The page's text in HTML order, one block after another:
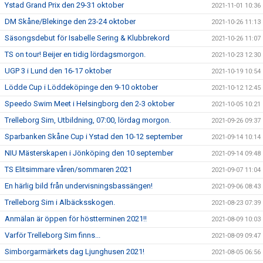
Ystad Grand Prix den 29-31 oktober 2021-11-01 10:36
DM Skåne/Blekinge den 23-24 oktober 2021-10-26 11:13
Säsongsdebut för Isabelle Sering & Klubbrekord 2021-10-26 11:07
TS on tour! Beijer en tidig lördagsmorgon. 2021-10-23 12:30
UGP 3 i Lund den 16-17 oktober 2021-10-19 10:54
Lödde Cup i Löddeköpinge den 9-10 oktober 2021-10-12 12:45
Speedo Swim Meet i Helsingborg den 2-3 oktober 2021-10-05 10:21
Trelleborg Sim, Utbildning, 07:00, lördag morgon. 2021-09-26 09:37
Sparbanken Skåne Cup i Ystad den 10-12 september 2021-09-14 10:14
NIU Mästerskapen i Jönköping den 10 september 2021-09-14 09:48
TS Elitsimmare våren/sommaren 2021 2021-09-07 11:04
En härlig bild från undervisningsbassängen! 2021-09-06 08:43
Trelleborg Sim i Albäcksskogen. 2021-08-23 07:39
Anmälan är öppen för höstterminen 2021!! 2021-08-09 10:03
Varför Trelleborg Sim finns... 2021-08-09 09:47
Simborgarmärkets dag Ljunghusen 2021! 2021-08-05 06:56